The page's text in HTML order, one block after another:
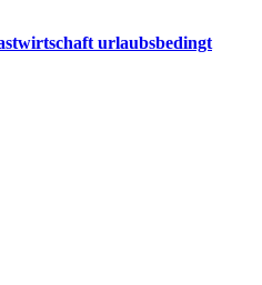
urlaubsbedingt